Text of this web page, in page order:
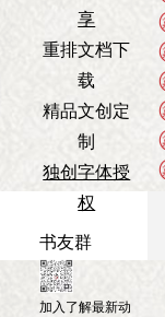
享
重排文档下
载
精品文创定
制
独创字体授
权
书友群
加入了解最新动